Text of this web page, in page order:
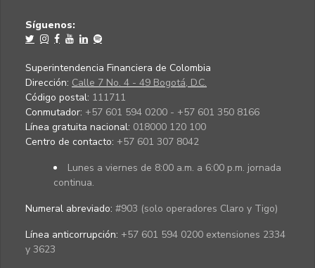
Síguenos:
Superintendencia Financiera de Colombia
Dirección: Calle 7 No. 4 - 49 Bogotá, D.C.
Código postal: 111711
Conmutador: +57 601 594 0200 - +57 601 350 8166
Línea gratuita nacional: 018000 120 100
Centro de contacto: +57 601 307 8042
Lunes a viernes de 8:00 a.m. a 6:00 p.m. jornada
continua.
Numeral abreviado: #903 (solo operadores Claro y Tigo)
Línea anticorrupción: +57 601 594 0200 extensiones 2334
y 3623